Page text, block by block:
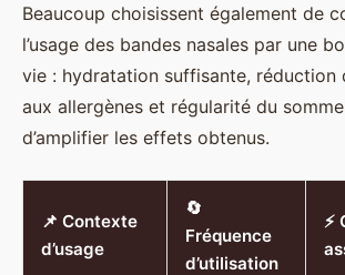
Beaucoup choisissent également de
l’usage des bandes nasales par une
vie : hydratation suffisante, réduction
aux allergènes et régularité du
d’amplifier les effets obtenus.
📌 Contexte
d’usage
🔄
Fréquence
d’utilisation
⚡